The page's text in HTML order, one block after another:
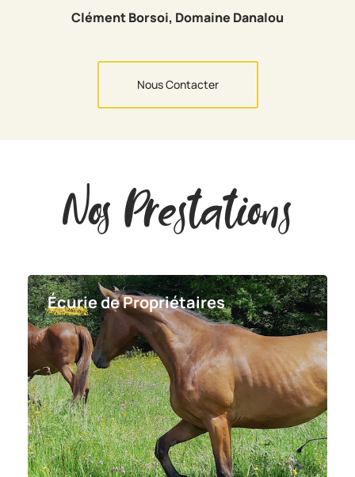
Clément Borsoi, Domaine Danalou
Nous Contacter
Nos Prestations
Écurie de Propriétaires